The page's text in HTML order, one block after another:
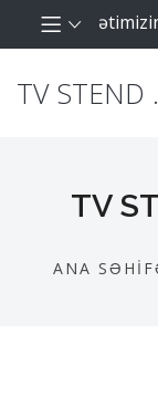
fəaliyyətimizin
TV STEND
TV
ANA